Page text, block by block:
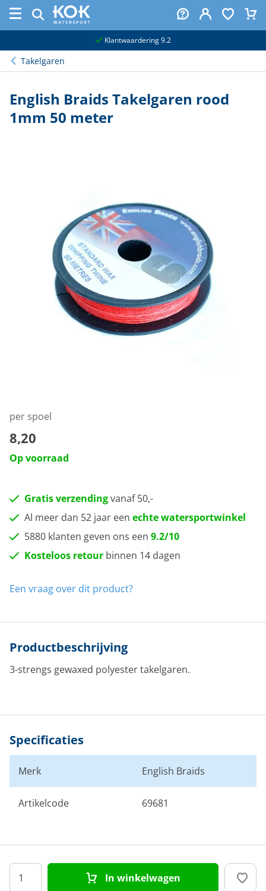
Klantwaardering 9.2
Takelgaren
English Braids Takelgaren rood
1mm 50 meter
per spoel
8,20
Op voorraad
Gratis verzendingvanaf 50,-
Al meer dan 52 jaar een echte watersportwinkel
5880 klanten geven ons een 9.2/10
Kosteloos retour binnen 14 dagen
Een vraag over dit product?
Productbeschrijving
3-strengs gewaxed polyester takelgaren.
Specificaties
Merk English Braids
Artikelcode 69681
In winkelwagen